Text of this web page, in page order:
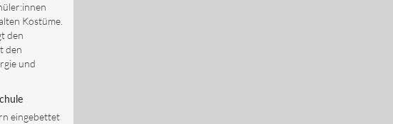
Kostüme.
den
den
und
eingebettet